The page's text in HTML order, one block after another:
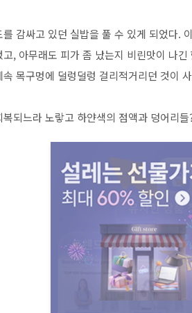
감싸고 있던 실밥을 풀 수 있게 되었다.
, 아무래도 피가 좀 났는지 비린맛이 나긴
목구멍에 덜렁덜렁 걸리적거리던 것이
되느라 노랗고 하얀색의 점액과 덩어리